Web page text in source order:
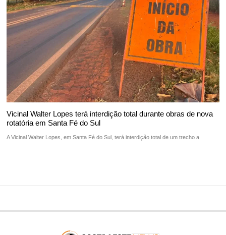
Vicinal Walter Lopes terá interdição total durante obras de nova
rotatória em Santa Fé do Sul
A Vicinal Walter Lopes, em Santa Fé do Sul, terá interdição total de um trecho a